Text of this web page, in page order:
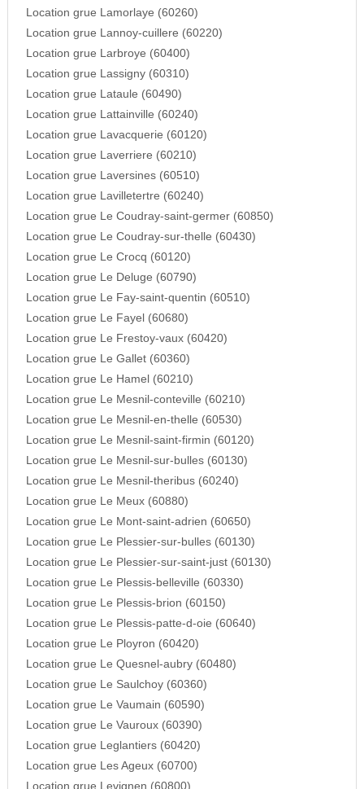
Location grue Lamorlaye (60260)
Location grue Lannoy-cuillere (60220)
Location grue Larbroye (60400)
Location grue Lassigny (60310)
Location grue Lataule (60490)
Location grue Lattainville (60240)
Location grue Lavacquerie (60120)
Location grue Laverriere (60210)
Location grue Laversines (60510)
Location grue Lavilletertre (60240)
Location grue Le Coudray-saint-germer (60850)
Location grue Le Coudray-sur-thelle (60430)
Location grue Le Crocq (60120)
Location grue Le Deluge (60790)
Location grue Le Fay-saint-quentin (60510)
Location grue Le Fayel (60680)
Location grue Le Frestoy-vaux (60420)
Location grue Le Gallet (60360)
Location grue Le Hamel (60210)
Location grue Le Mesnil-conteville (60210)
Location grue Le Mesnil-en-thelle (60530)
Location grue Le Mesnil-saint-firmin (60120)
Location grue Le Mesnil-sur-bulles (60130)
Location grue Le Mesnil-theribus (60240)
Location grue Le Meux (60880)
Location grue Le Mont-saint-adrien (60650)
Location grue Le Plessier-sur-bulles (60130)
Location grue Le Plessier-sur-saint-just (60130)
Location grue Le Plessis-belleville (60330)
Location grue Le Plessis-brion (60150)
Location grue Le Plessis-patte-d-oie (60640)
Location grue Le Ployron (60420)
Location grue Le Quesnel-aubry (60480)
Location grue Le Saulchoy (60360)
Location grue Le Vaumain (60590)
Location grue Le Vauroux (60390)
Location grue Leglantiers (60420)
Location grue Les Ageux (60700)
Location grue Levignen (60800)